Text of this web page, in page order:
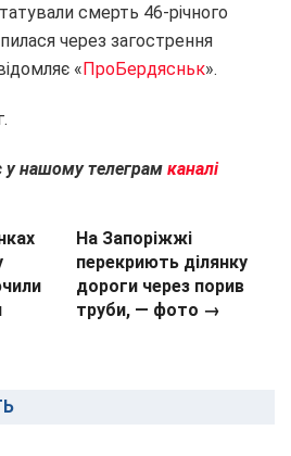
смерть 46-річного
через загострення
«ПроБердясньк».
у нашому телеграм каналі
На Запоріжжі
перекриють ділянку
дороги через порив
труби, — фото →